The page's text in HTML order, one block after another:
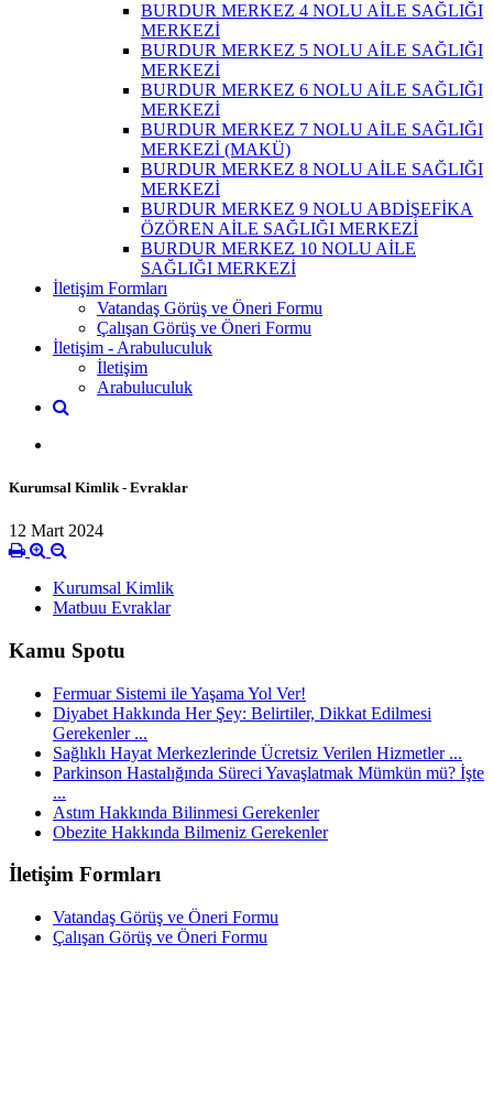
BURDUR MERKEZ 4 NOLU AİLE SAĞLIĞI
MERKEZİ
BURDUR MERKEZ 5 NOLU AİLE SAĞLIĞI
MERKEZİ
BURDUR MERKEZ 6 NOLU AİLE SAĞLIĞI
MERKEZİ
BURDUR MERKEZ 7 NOLU AİLE SAĞLIĞI
MERKEZİ (MAKÜ)
BURDUR MERKEZ 8 NOLU AİLE SAĞLIĞI
MERKEZİ
BURDUR MERKEZ 9 NOLU ABDİŞEFİKA
ÖZÖREN AİLE SAĞLIĞI MERKEZİ
BURDUR MERKEZ 10 NOLU AİLE
SAĞLIĞI MERKEZİ
İletişim Formları
Vatandaş Görüş ve Öneri Formu
Çalışan Görüş ve Öneri Formu
İletişim - Arabuluculuk
İletişim
Arabuluculuk
Kurumsal Kimlik - Evraklar
12 Mart 2024
Kurumsal Kimlik
Matbuu Evraklar
Kamu Spotu
Fermuar Sistemi ile Yaşama Yol Ver!
Diyabet Hakkında Her Şey: Belirtiler, Dikkat Edilmesi
Gerekenler ...
Sağlıklı Hayat Merkezlerinde Ücretsiz Verilen Hizmetler ...
Parkinson Hastalığında Süreci Yavaşlatmak Mümkün mü? İşte
...
Astım Hakkında Bilinmesi Gerekenler
Obezite Hakkında Bilmeniz Gerekenler
İletişim Formları
Vatandaş Görüş ve Öneri Formu
Çalışan Görüş ve Öneri Formu